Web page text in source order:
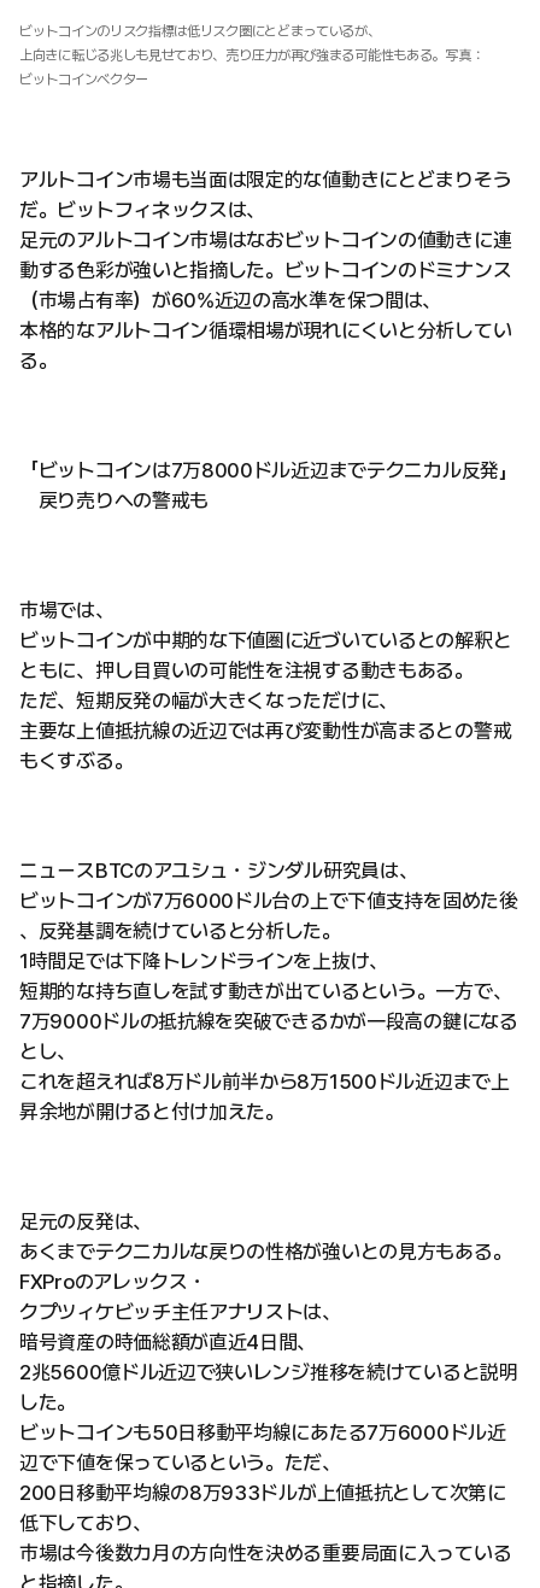
ビットコインのリスク指標は低リスク圏にとどまっているが、
上向きに転じる兆しも見せており、売り圧力が再び強まる可能性もある。写真：
ビットコインベクター
アルトコイン市場も当面は限定的な値動きにとどまりそう
だ。ビットフィネックスは、
足元のアルトコイン市場はなおビットコインの値動きに連
動する色彩が強いと指摘した。ビットコインのドミナンス
（市場占有率）が60%近辺の高水準を保つ間は、
本格的なアルトコイン循環相場が現れにくいと分析してい
る。
「ビットコインは7万8000ドル近辺までテクニカル反発」
戻り売りへの警戒も
市場では、
ビットコインが中期的な下値圏に近づいているとの解釈と
ともに、押し目買いの可能性を注視する動きもある。
ただ、短期反発の幅が大きくなっただけに、
主要な上値抵抗線の近辺では再び変動性が高まるとの警戒
もくすぶる。
ニュースBTCのアユシュ・ジンダル研究員は、
ビットコインが7万6000ドル台の上で下値支持を固めた後
、反発基調を続けていると分析した。
1時間足では下降トレンドラインを上抜け、
短期的な持ち直しを試す動きが出ているという。一方で、
7万9000ドルの抵抗線を突破できるかが一段高の鍵になる
とし、
これを超えれば8万ドル前半から8万1500ドル近辺まで上
昇余地が開けると付け加えた。
足元の反発は、
あくまでテクニカルな戻りの性格が強いとの見方もある。
FXProのアレックス・
クプツィケビッチ主任アナリストは、
暗号資産の時価総額が直近4日間、
2兆5600億ドル近辺で狭いレンジ推移を続けていると説明
した。
ビットコインも50日移動平均線にあたる7万6000ドル近
辺で下値を保っているという。ただ、
200日移動平均線の8万933ドルが上値抵抗として次第に
低下しており、
市場は今後数カ月の方向性を決める重要局面に入っている
と指摘した。